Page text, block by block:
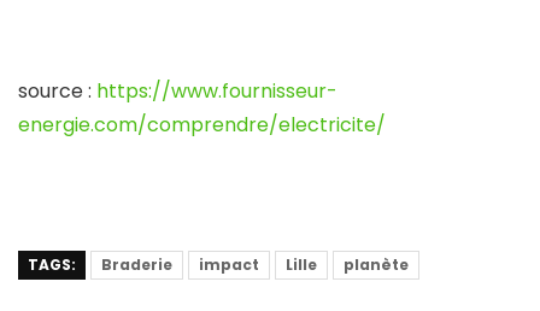
source : https://www.fournisseur-
energie.com/comprendre/electricite/
TAGS: Braderie impact Lille planète